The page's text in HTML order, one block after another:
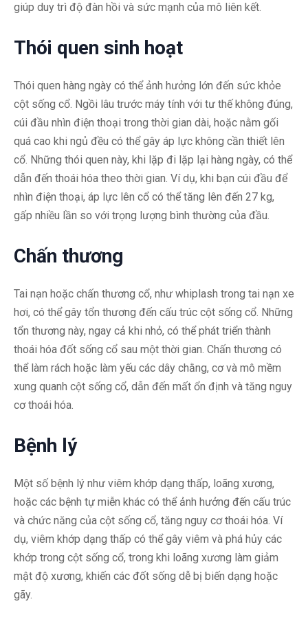
giúp duy trì độ đàn hồi và sức mạnh của mô liên kết.
Thói quen sinh hoạt
Thói quen hàng ngày có thể ảnh hưởng lớn đến sức khỏe
cột sống cổ. Ngồi lâu trước máy tính với tư thế không đúng,
cúi đầu nhìn điện thoại trong thời gian dài, hoặc nằm gối
quá cao khi ngủ đều có thể gây áp lực không cần thiết lên
cổ. Những thói quen này, khi lặp đi lặp lại hàng ngày, có thể
dẫn đến thoái hóa theo thời gian. Ví dụ, khi bạn cúi đầu để
nhìn điện thoại, áp lực lên cổ có thể tăng lên đến 27 kg,
gấp nhiều lần so với trọng lượng bình thường của đầu.
Chấn thương
Tai nạn hoặc chấn thương cổ, như whiplash trong tai nạn xe
hơi, có thể gây tổn thương đến cấu trúc cột sống cổ. Những
tổn thương này, ngay cả khi nhỏ, có thể phát triển thành
thoái hóa đốt sống cổ sau một thời gian. Chấn thương có
thể làm rách hoặc làm yếu các dây chằng, cơ và mô mềm
xung quanh cột sống cổ, dẫn đến mất ổn định và tăng nguy
cơ thoái hóa.
Bệnh lý
Một số bệnh lý như viêm khớp dạng thấp, loãng xương,
hoặc các bệnh tự miễn khác có thể ảnh hưởng đến cấu trúc
và chức năng của cột sống cổ, tăng nguy cơ thoái hóa. Ví
dụ, viêm khớp dạng thấp có thể gây viêm và phá hủy các
khớp trong cột sống cổ, trong khi loãng xương làm giảm
mật độ xương, khiến các đốt sống dễ bị biến dạng hoặc
gãy.